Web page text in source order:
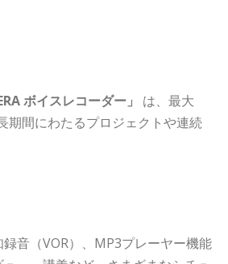
ボイスレコーダー」
は、最大
期間にわたるプロジェクトや連続
音（VOR）、MP3プレーヤー機能